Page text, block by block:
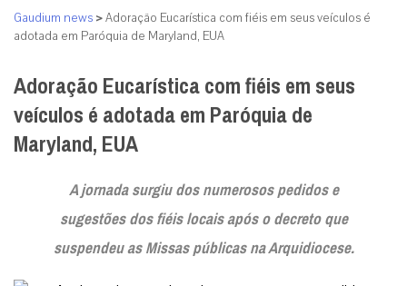
Gaudium news >Adoração Eucarística com fiéis em seus veículos é
adotada em Paróquia de Maryland, EUA
Adoração Eucarística com fiéis em seus
veículos é adotada em Paróquia de
Maryland, EUA
A jornada surgiu dos numerosos pedidos e
sugestões dos fiéis locais após o decreto que
suspendeu as Missas públicas na Arquidiocese.